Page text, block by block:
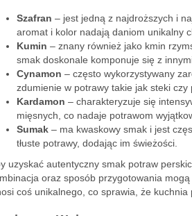
Szafran – jest jedną z najdroższych i
aromat i kolor nadają daniom unikalny
Kumin – znany również jako kmin
smak doskonale komponuje się z
Cynamon – często wykorzystywany
zdumienie w potrawy takie jak steki czy
Kardamon – charakteryzuje się
mięsnych, co nadaje potrawom
Sumak – ma kwaskowy smak i jest
tłuste potrawy, dodając im świeżości.
uzyskać autentyczny smak potraw
oraz sposób przygotowania
coś unikalnego, co sprawia, że